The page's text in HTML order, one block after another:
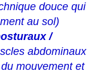
douce qui
au sol)
/
abdominaux
mouvement et